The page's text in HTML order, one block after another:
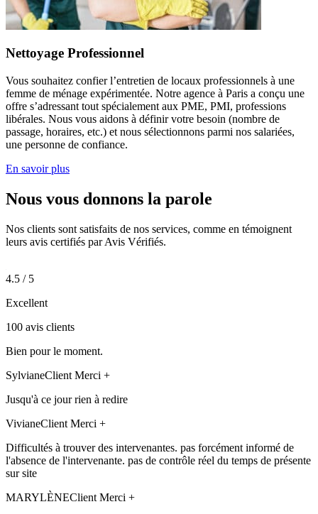
Nettoyage Professionnel
Vous souhaitez confier l’entretien de locaux professionnels à une
femme de ménage expérimentée. Notre agence à Paris a conçu une
offre s’adressant tout spécialement aux PME, PMI, professions
libérales. Nous vous aidons à définir votre besoin (nombre de
passage, horaires, etc.) et nous sélectionnons parmi nos salariées,
une personne de confiance.
En savoir plus
Nous vous donnons la parole
Nos clients sont satisfaits de nos services, comme en témoignent
leurs avis certifiés par Avis Vérifiés.
4.5 / 5
Excellent
100 avis clients
Bien pour le moment.
SylvianeClient Merci +
Jusqu'à ce jour rien à redire
VivianeClient Merci +
Difficultés à trouver des intervenantes. pas forcément informé de
l'absence de l'intervenante. pas de contrôle réel du temps de présente
sur site
MARYLÈNEClient Merci +